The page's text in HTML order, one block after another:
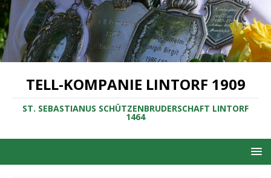
TELL-KOMPANIE LINTORF 1909
ST. SEBASTIANUS SCHÜTZENBRUDERSCHAFT LINTORF
1464